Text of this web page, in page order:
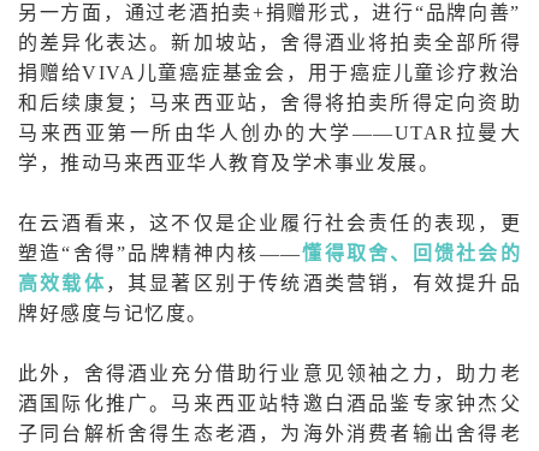
另一方面，通过老酒拍卖+捐赠形式，进行“品牌向善”
的差异化表达。新加坡站，舍得酒业将拍卖全部所得
捐赠给VIVA儿童癌症基金会，用于癌症儿童诊疗救治
和后续康复；马来西亚站，舍得将拍卖所得定向资助
马来西亚第一所由华人创办的大学——UTAR拉曼大
学，推动马来西亚华人教育及学术事业发展。
在云酒看来，这不仅是企业履行社会责任的表现，更
塑造“舍得”品牌精神内核——懂得取舍、回馈社会的
高效载体 ，其显著区别于传统酒类营销，有效提升品
牌好感度与记忆度。
此外，舍得酒业充分借助行业意见领袖之力，助力老
酒国际化推广。马来西亚站特邀白酒品鉴专家钟杰父
子同台解析舍得生态老酒，为海外消费者输出舍得老